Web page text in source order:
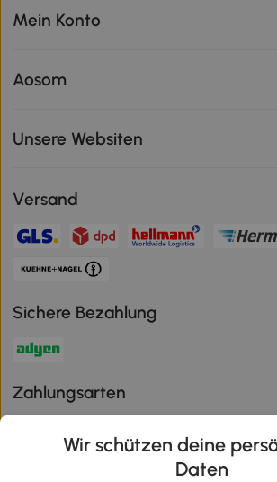
Mein Konto
Aosom
Unsere Websiten
Versand
Sichere Bezahlung
Zahlungsarten
Wir schützen deine
Daten